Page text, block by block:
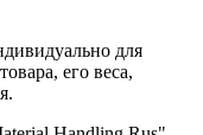
для
его веса,